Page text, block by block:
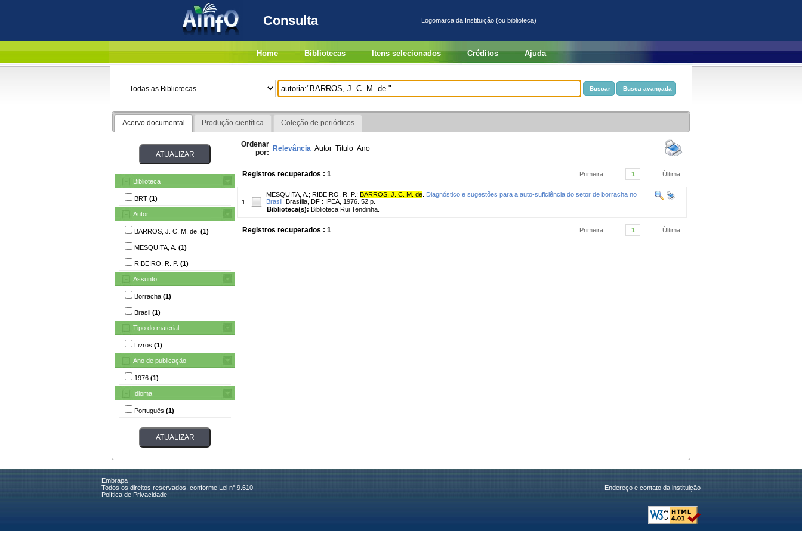
Consulta Logomarca da Instituição (ou biblioteca)
Home Bibliotecas Itens selecionados Créditos Ajuda
Acervo documental Produção científica Coleção de periódicos
Biblioteca
BRT (1)
Autor
BARROS, J. C. M. de. (1)
MESQUITA, A. (1)
RIBEIRO, R. P. (1)
Assunto
Borracha (1)
Brasil (1)
Tipo do material
Livros (1)
Ano de publicação
1976 (1)
Idioma
Português (1)
Ordenar
por: Relevância Autor Título Ano
Registros recuperados : 1 Primeira 1 Última
1.
MESQUITA, A. ; RIBEIRO, R. P. ; BARROS, J. C. M. de Diagnóstico e sugestões para a auto-suficiência do setor de borracha no
Brasil. Brasília, DF : IPEA, 1976. 52 p.
Biblioteca(s): Biblioteca Rui Tendinha.
Registros recuperados : 1 Primeira 1 Última
Embrapa
Todos os direitos reservados, conforme Lei n° 9.610
Política de Privacidade
Endereço e contato da instituição